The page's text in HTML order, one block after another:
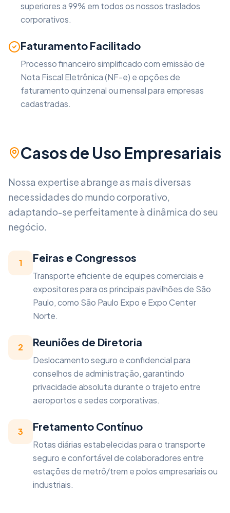
superiores a 99% em todos os nossos traslados
corporativos.
Faturamento Facilitado
Processo financeiro simplificado com emissão de
Nota Fiscal Eletrônica (NF-e) e opções de
faturamento quinzenal ou mensal para empresas
cadastradas.
Casos de Uso Empresariais
Nossa expertise abrange as mais diversas
necessidades do mundo corporativo,
adaptando-se perfeitamente à dinâmica do seu
negócio.
1 Feiras e Congressos
Transporte eficiente de equipes comerciais e
expositores para os principais pavilhões de São
Paulo, como São Paulo Expo e Expo Center
Norte.
2 Reuniões de Diretoria
Deslocamento seguro e confidencial para
conselhos de administração, garantindo
privacidade absoluta durante o trajeto entre
aeroportos e sedes corporativas.
3 Fretamento Contínuo
Rotas diárias estabelecidas para o transporte
seguro e confortável de colaboradores entre
estações de metrô/trem e polos empresariais ou
industriais.